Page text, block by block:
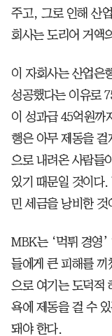
주고, 그로 인해 산
회사는 도리어 거액
이 자회사는 산업은
성공했다는 이유로
이 성과급 45억원까
행은 아무 제동을 걸
으로 내려온 사람들
있기 때문일 것이다
민 세금을 낭비한 것
MBK는 ‘먹튀 경영’
들에게 큰 피해를
으로 여기는 도덕적
욕에 제동을 걸 수
돼야 한다.